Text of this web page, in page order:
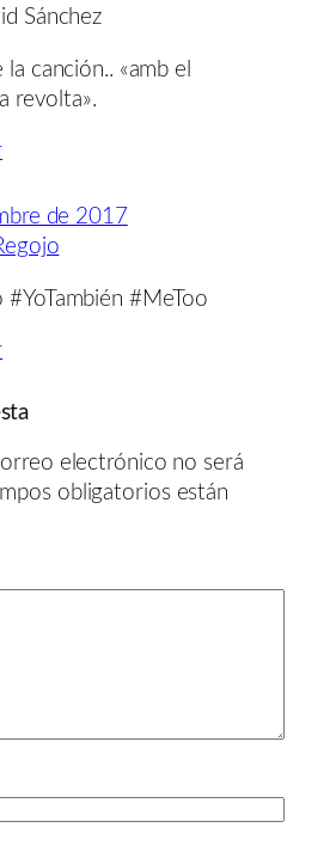
Sánchez
canción.. «amb el
revolta».
de 2017
#YoTambién #MeToo
electrónico no será
obligatorios están